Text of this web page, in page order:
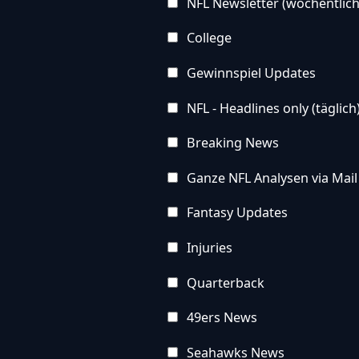
College
Gewinnspiel Updates
NFL - Headlines only
Breaking News
Ganze NFL Analysen via Mail
Fantasy Updates
Injuries
Quarterback
49ers News
Seahawks News